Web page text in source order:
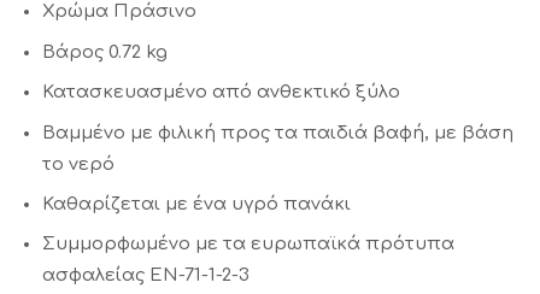
Χρώμα Πράσινο
Βάρος 0.72 kg
Κατασκευασμένο από ανθεκτικό ξύλο
Βαμμένο με φιλική προς τα παιδιά βαφή, με βάση
το νερό
Καθαρίζεται με ένα υγρό πανάκι
Συμμορφωμένο με τα ευρωπαϊκά πρότυπα
ασφαλείας EN-71-1-2-3